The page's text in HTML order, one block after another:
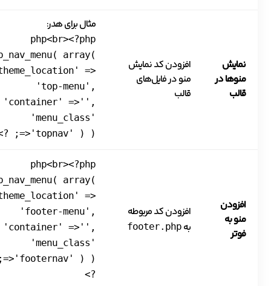
نمایش
منوها در
قالب
افزودن کد نمایش
منو در فایل‌های
قالب
مثال برای هدر:
php<br><?php
array(
=>
'top-menu',
'container' =>'',
'menu_class'
=>'topnav' ) ); ?>
افزودن
منو به
فوتر
افزودن کد مربوطه
به footer.php
php<br><?php
array(
=>
'footer-menu',
'container' =>'',
'menu_class'
) );
?>